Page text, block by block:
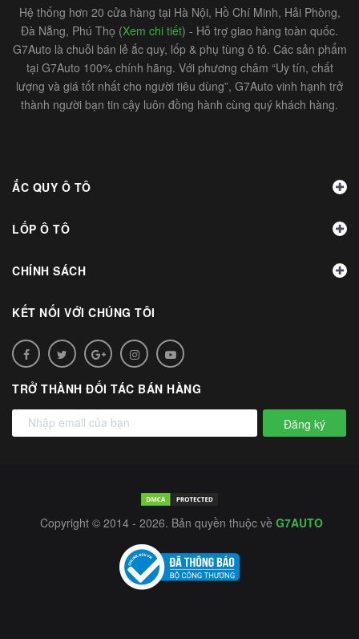
Hệ thống hơn 20 cửa hàng tại Hà Nội, Hồ Chí Minh, Hải Phòng,
Đà Nẵng, Phú Thọ (Xem chi tiết) - Hỗ trợ giao hàng toàn quốc.
G7Auto là chuỗi bán lẻ ắc quy, lốp & phụ tùng ô tô. Các sản phẩm
tại G7Auto 100% chính hãng. Với phương châm “Uy tín, chất
lượng và giá tốt nhất cho người tiêu dùng”, G7Auto vinh hạnh trở
thành người bạn tin cậy luôn đồng hành cùng quý khách hàng.
ẮC QUY Ô TÔ
LỐP Ô TÔ
CHÍNH SÁCH
KẾT NỐI VỚI CHÚNG TÔI
TRỞ THÀNH ĐỐI TÁC BÁN HÀNG
Đăng ký
Copyright © 2014 - 2026. Bản quyền thuộc về G7AUTO